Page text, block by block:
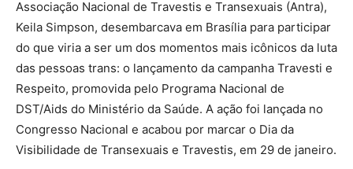
Associação Nacional de Travestis e Transexuais (Antra),
Keila Simpson, desembarcava em Brasília para participar
do que viria a ser um dos momentos mais icônicos da luta
das pessoas trans: o lançamento da campanha Travesti e
Respeito, promovida pelo Programa Nacional de
DST/Aids do Ministério da Saúde. A ação foi lançada no
Congresso Nacional e acabou por marcar o Dia da
Visibilidade de Transexuais e Travestis, em 29 de janeiro.